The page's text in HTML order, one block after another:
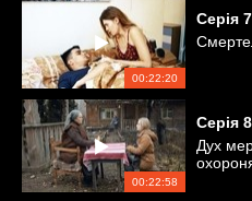
00:22:20
Серія 7
00:22:58
Серія 8
Дух